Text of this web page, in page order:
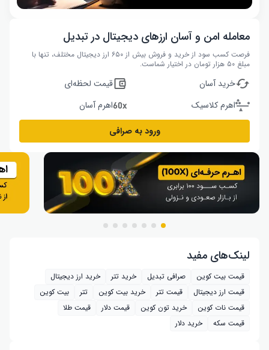
معامله امن و آسان ارزهای دیجیتال در تبدیل
فرصت کسب سود از خرید و فروش بیش از ۶۵۰ ارز دیجیتال مختلف، تنها با
مبلغ ۵۰ هزار تومان در اختیار شماست.
خرید آسان
قیمت لحظه‌ای
اهرم کلاسیک
اهرم آسان
ورود به صرافی
لینک‌های مفید
قیمت بیت کوین صرافی تبدیل خرید تتر
خرید ارز دیجیتال
قیمت ارز دیجیتال
قیمت تتر خرید بیت‌ کوین تتر
بیت کوین
قیمت نات کوین
خرید تون کوین قیمت دلار
قیمت طلا
قیمت سکه
خرید دلار